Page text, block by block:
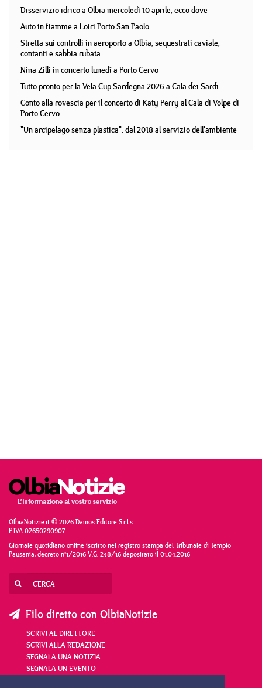
Disservizio idrico a Olbia mercoledì 10 aprile, ecco dove
Auto in fiamme a Loiri Porto San Paolo
Stretta sui controlli in aeroporto a Olbia, sequestrati caviale,
contanti e sabbia rubata
Nina Zilli in concerto lunedì a Porto Cervo
Tutto pronto per la Vela Cup Sardegna 2026 a Cala dei Sardi
Conto alla rovescia per il concerto di Katy Perry al Cala di Volpe di
Porto Cervo
"Un arcipelago senza plastica": dal 2018 al servizio dell'ambiente
OlbiaNotizie.it © 2026 Damos Editore S.r.l.s
P.IVA 02650290907
Giornale quotidiano online iscritto nel registro stampa del Tribunale di Tempio
Pausania, decreto n°1/2016 V.G. 248/16 depositato il 01.04.2016
Filo diretto con OlbiaNotizie
SCRIVI AL DIRETTORE
SCRIVI ALLA REDAZIONE
SEGNALA UNA NOTIZIA
SEGNALA UN EVENTO